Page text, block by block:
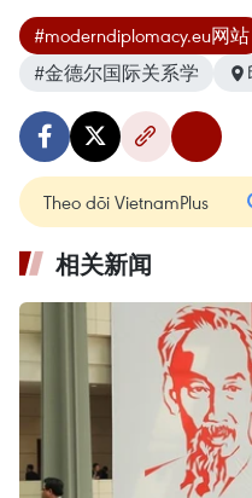
#moderndiplomacy.eu网站
#金德尔国际关系学
Theo dõi VietnamPlus
相关新闻